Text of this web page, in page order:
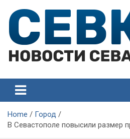
content
Севастополя
Севастополя
Home
Город
В Севастополе повысили размер